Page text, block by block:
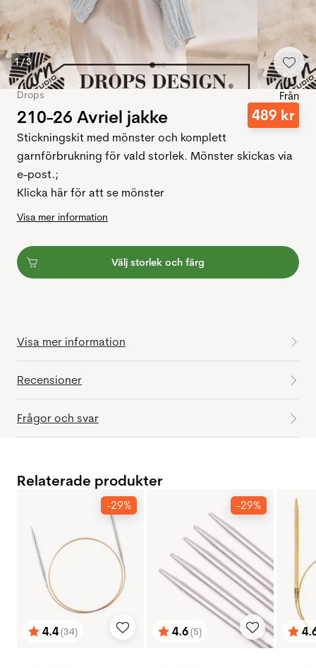
1/3
Drops
210-26 Avriel jakke
Från
489 kr
Stickningskit med mönster och komplett
garnförbrukning för vald storlek. Mönster skickas via
e-post.;
Klicka här för att se mönster
Visa mer information
Välj storlek och färg
Visa mer information
Recensioner
Frågor och svar
Relaterade produkter
-29%
Betyg:
4.4(34)
utav 5 stjärnor
-29%
Betyg:
4.6(5)
utav 5 stjärnor utav